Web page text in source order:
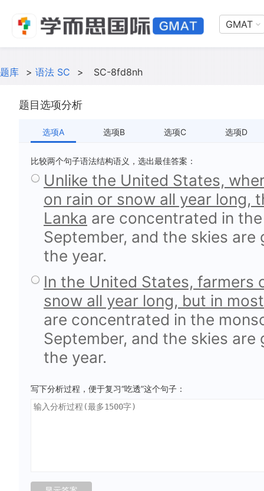
GMAT
题库 > 语法 SC > SC-8fd8nh
题目选项分析
选项A 选项B 选项C 选项D
比较两个句子语法结构语义，选出最佳答案：
Unlike the United States,
on rain or snow all year long,
Lanka are concentrated in
September, and the skies
the year.
In the United States, farmers
snow all year long, but in
are concentrated in the
September, and the skies
the year.
写下分析过程，便于复习“吃透”这个句子：